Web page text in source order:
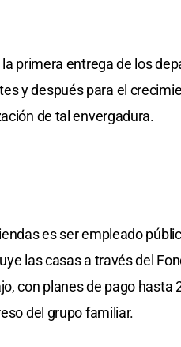
primera entrega de los
y después para el
de tal envergadura.
es ser empleado
las casas a través del
con planes de pago hasta
del grupo familiar.